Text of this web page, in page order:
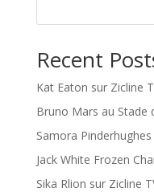
Recent
Kat Eaton sur Zicline
Bruno Mars au Stade
Samora
Jack White Frozen
Sika Rlion sur Zicline